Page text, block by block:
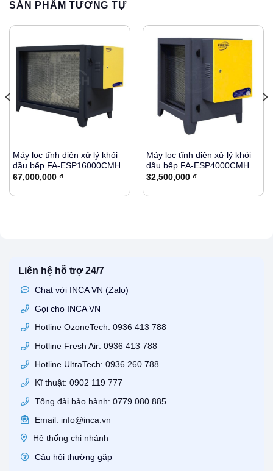
SẢN PHẨM TƯƠNG TỰ
Máy lọc tĩnh điện xử lý khói
dầu bếp FA-ESP16000CMH
67,000,000 ₫
Máy lọc tĩnh điện xử lý khói
dầu bếp FA-ESP4000CMH
32,500,000 ₫
Liên hệ hỗ trợ 24/7
Chat với INCA VN (Zalo)
Gọi cho INCA VN
Hotline OzoneTech: 0936 413 788
Hotline Fresh Air: 0936 413 788
Hotline UltraTech: 0936 260 788
Kĩ thuật: 0902 119 777
Tổng đài bảo hành: 0779 080 885
Email: info@inca.vn
Hệ thống chi nhánh
Câu hỏi thường gặp